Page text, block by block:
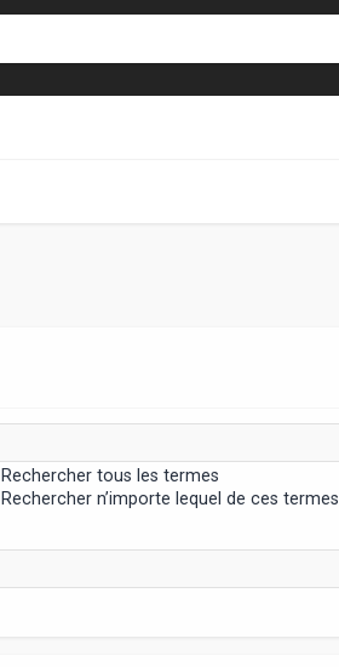
Rechercher tous les termes
Rechercher n’importe lequel de ces termes